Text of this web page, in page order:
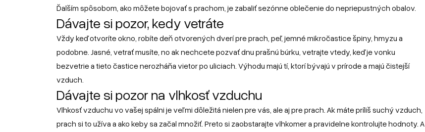
Ďalším spôsobom, ako môžete bojovať s prachom, je zabaliť sezónne oblečenie do nepriepustných obalov.
Dávajte si pozor, kedy vetráte
Vždy keď otvoríte okno, robíte deň otvorených dverí pre prach, peľ, jemné mikročastice špiny, hmyzu a
podobne. Jasné, vetrať musíte, no ak nechcete pozvať dnu prašnú búrku, vetrajte vtedy, keď je vonku
bezvetrie a tieto častice nerozháňa vietor po uliciach. Výhodu majú tí, ktorí bývajú v prírode a majú čistejší
vzduch.
Dávajte si pozor na vlhkosť vzduchu
Vlhkosť vzduchu vo vašej spálni je veľmi dôležitá nielen pre vás, ale aj pre prach. Ak máte príliš suchý vzduch,
prach si to užíva a ako keby sa začal množiť. Preto si zaobstarajte vlhkomer a pravidelne kontrolujte hodnoty. A